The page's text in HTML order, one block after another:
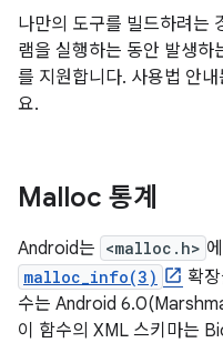
나만의 도구를 빌드하려는
램을 실행하는 동안 발생하
를 지원합니다. 사용법 안내
요.
Malloc 통계
Android는 <malloc.h>
malloc_info(3) 확
수는 Android
이 함수의 XML 스키마는